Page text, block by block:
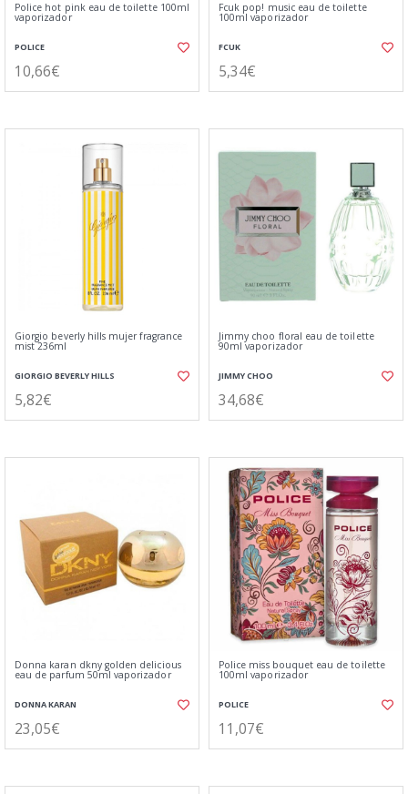
Police hot pink eau de toilette 100ml
vaporizador
POLICE
10,66€
Fcuk pop! music eau de toilette
100ml vaporizador
FCUK
5,34€
Giorgio beverly hills mujer fragrance
mist 236ml
GIORGIO BEVERLY HILLS
5,82€
Jimmy choo floral eau de toilette
90ml vaporizador
JIMMY CHOO
34,68€
Donna karan dkny golden delicious
eau de parfum 50ml vaporizador
DONNA KARAN
23,05€
Police miss bouquet eau de toilette
100ml vaporizador
POLICE
11,07€